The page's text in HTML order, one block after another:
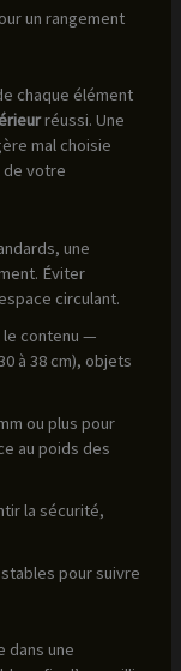
un rangement
chaque élément
réussi. Une
mal choisie
de votre
une
Éviter
circulant.
contenu —
à 38 cm), objets
ou plus pour
au poids des
la sécurité,
pour suivre
dans une